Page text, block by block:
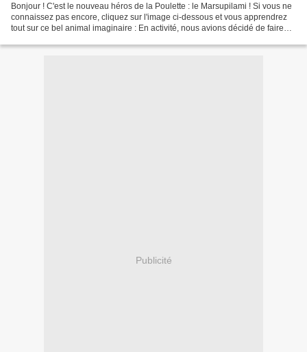
Bonjour ! C'est le nouveau héros de la Poulette : le Marsupilami ! Si vous ne
connaissez pas encore, cliquez sur l'image ci-dessous et vous apprendrez
tout sur ce bel animal imaginaire : En activité, nous avions décidé de faire
Publicité